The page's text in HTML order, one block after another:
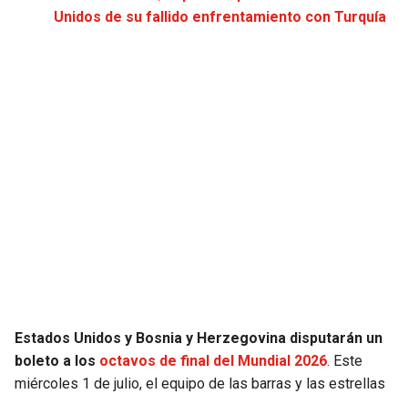
FALCONS
TRAIL BLAZERS
Unidos de su fallido enfrentamiento con Turquía
Estados Unidos y Bosnia y Herzegovina disputarán un
boleto a los octavos de final del Mundial 2026. Este
miércoles 1 de julio, el equipo de las barras y las estrellas